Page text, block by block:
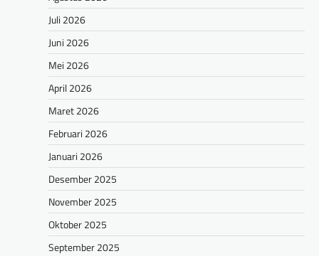
Juli 2026
Juni 2026
Mei 2026
April 2026
Maret 2026
Februari 2026
Januari 2026
Desember 2025
November 2025
Oktober 2025
September 2025